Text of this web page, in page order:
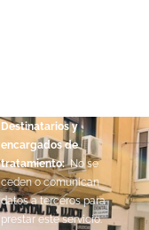
Destinatarios y
encargados de
tratamiento:No se
ceden o comunican
datos a terceros para
prestar este servicio.